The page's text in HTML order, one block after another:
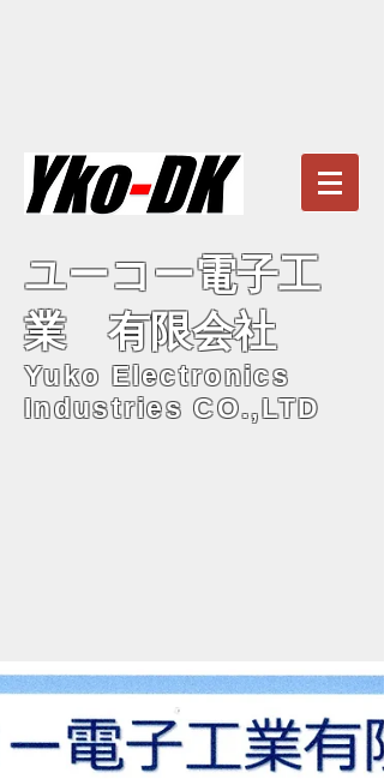
ユーコー電子工
業 有限会社
Yuko Electronics
Industries CO.,LTD